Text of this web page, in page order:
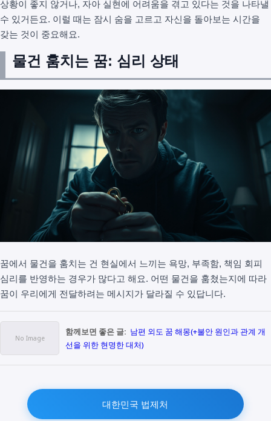
상황이 좋지 않거나, 자아 실현에 어려움을 겪고 있다는 것을 나타낼
수 있거든요. 이럴 때는 잠시 숨을 고르고 자신을 돌아보는 시간을
갖는 것이 중요해요.
물건 훔치는 꿈: 심리 상태
꿈에서 물건을 훔치는 건 현실에서 느끼는 욕망, 부족함, 책임 회피
심리를 반영하는 경우가 많다고 해요. 어떤 물건을 훔쳤는지에 따라
꿈이 우리에게 전달하려는 메시지가 달라질 수 있답니다.
함께보면 좋은 글: 남편 외도 꿈 해몽(+불안 원인과 관계 개
선을 위한 현명한 대처)
대한민국 법제처